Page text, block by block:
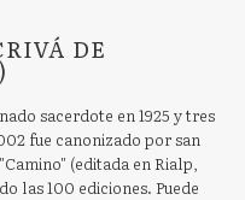
DE
sacerdote en 1925 y tres
fue canonizado por san
(editada en Rialp,
las 100 ediciones. Puede